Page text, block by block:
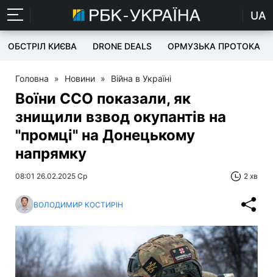
UA
ОБСТРІЛ КИЄВА DRONE DEALS ОРМУЗЬКА ПРОТОКА
Головна » Новини » Війна в Україні
Воїни ССО показали, як
знищили взвод окупантів на
"промці" на Донецькому
напрямку
08:01 26.02.2025 Ср 2 хв
ВОЛОДИМИР КОСТИРІН